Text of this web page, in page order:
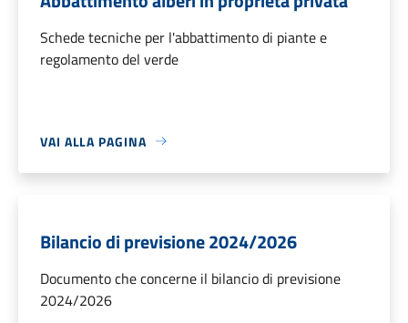
Schede tecniche per l'abbattimento di piante e
regolamento del verde
VAI ALLA PAGINA
Bilancio di previsione 2024/2026
Documento che concerne il bilancio di previsione
2024/2026